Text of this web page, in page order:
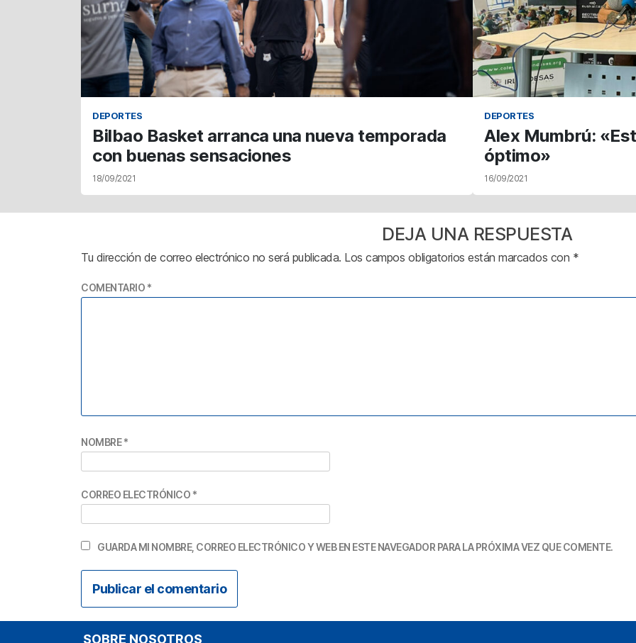
DEPORTES
Bilbao Basket arranca una nueva temporada
con buenas sensaciones
18/09/2021
DEPORTES
Alex Mumbrú:
óptimo»
16/09/2021
DEJA UNA RESPUESTA
Tu dirección de correo electrónico no será publicada. Los campos obligatorios están marcados con *
COMENTARIO *
NOMBRE*
CORREO ELECTRÓNICO *
GUARDA MI NOMBRE, CORREO ELECTRÓNICO Y WEB EN ESTE NAVEGADOR PARA LA PRÓXIMA VEZ QUE COMENTE.
SOBRE NOSOTROS